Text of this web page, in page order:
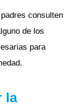
consulten
de los
para
la